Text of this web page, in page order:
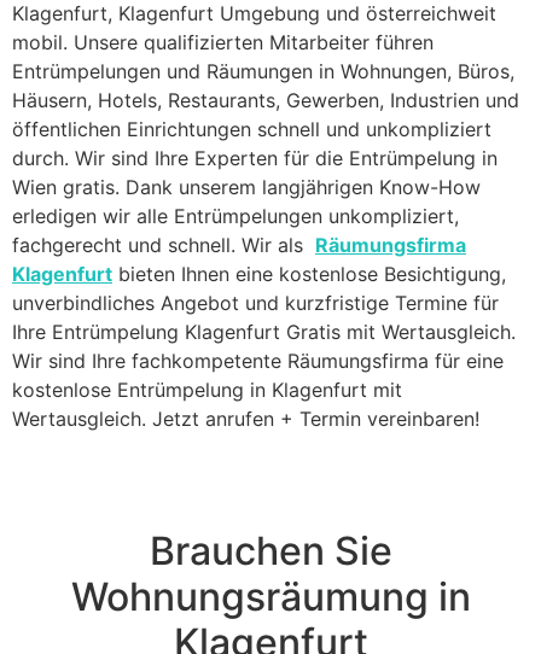
Klagenfurt, Klagenfurt Umgebung und österreichweit
mobil. Unsere qualifizierten Mitarbeiter führen
Entrümpelungen und Räumungen in Wohnungen, Büros,
Häusern, Hotels, Restaurants, Gewerben, Industrien und
öffentlichen Einrichtungen schnell und unkompliziert
durch. Wir sind Ihre Experten für die Entrümpelung in
Wien gratis. Dank unserem langjährigen Know-How
erledigen wir alle Entrümpelungen unkompliziert,
fachgerecht und schnell. Wir als Räumungsfirma
Klagenfurt bieten Ihnen eine kostenlose Besichtigung,
unverbindliches Angebot und kurzfristige Termine für
Ihre Entrümpelung Klagenfurt Gratis mit Wertausgleich.
Wir sind Ihre fachkompetente Räumungsfirma für eine
kostenlose Entrümpelung in Klagenfurt mit
Wertausgleich. Jetzt anrufen + Termin vereinbaren!
Brauchen Sie
Wohnungsräumung in
Klagenfurt